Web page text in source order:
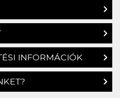
INFORMÁCIÓK